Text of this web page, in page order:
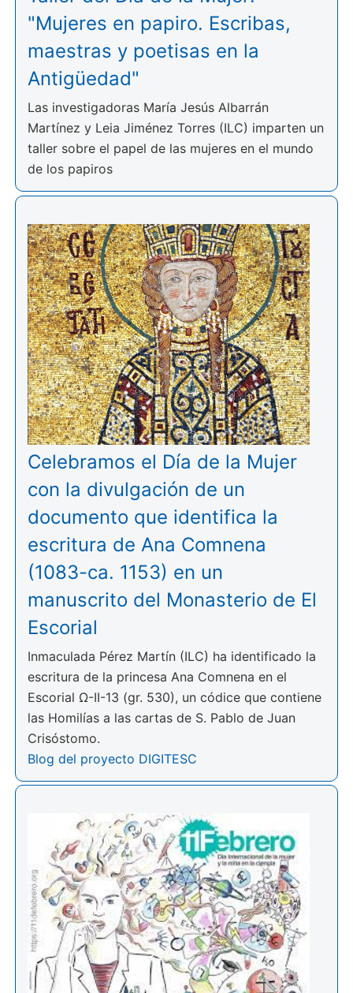
"Mujeres en papiro. Escribas,
maestras y poetisas en la
Antigüedad"
Las investigadoras María Jesús Albarrán
Martínez y Leia Jiménez Torres (ILC) imparten un
taller sobre el papel de las mujeres en el mundo
de los papiros
Celebramos el Día de la Mujer
con la divulgación de un
documento que identifica la
escritura de Ana Comnena
(1083-ca. 1153) en un
manuscrito del Monasterio de El
Escorial
Inmaculada Pérez Martín (ILC) ha identificado la
escritura de la princesa Ana Comnena en el
Escorial Ω-II-13 (gr. 530), un códice que contiene
las Homilías a las cartas de S. Pablo de Juan
Crisóstomo.
Blog del proyecto DIGITESC